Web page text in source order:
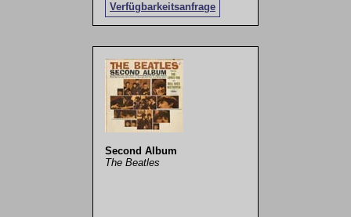
Verfügbarkeitsanfrage
Second Album
The Beatles